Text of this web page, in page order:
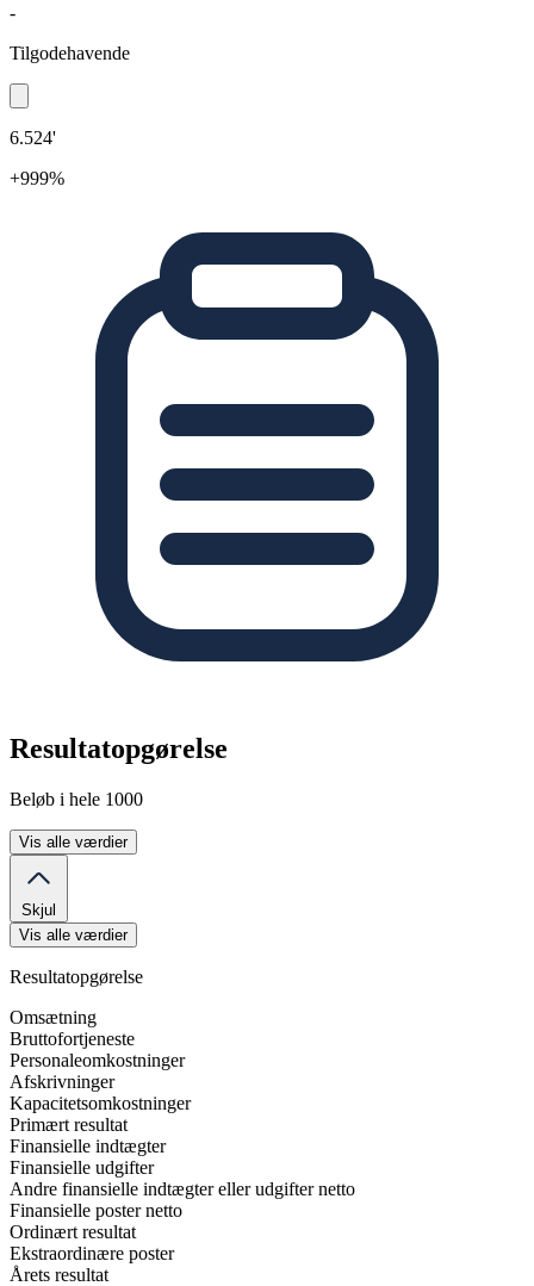
-
Tilgodehavende
6.524'
+999%
Resultatopgørelse
Beløb i hele 1000
Vis alle værdier
Skjul
Vis alle værdier
Resultatopgørelse
Omsætning
Bruttofortjeneste
Personaleomkostninger
Afskrivninger
Kapacitetsomkostninger
Primært resultat
Finansielle indtægter
Finansielle udgifter
Andre finansielle indtægter eller udgifter netto
Finansielle poster netto
Ordinært resultat
Ekstraordinære poster
Årets resultat